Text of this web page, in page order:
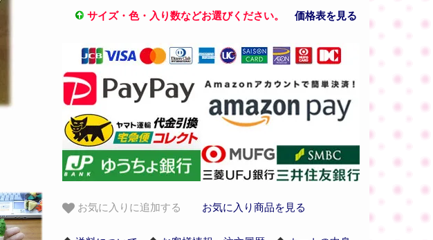
サイズ・色・入り数などお選びください。 価格表を見る
お気に入りに追加する お気に入り商品を見る